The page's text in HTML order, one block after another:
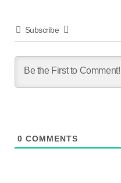
Subscribe
0 COMMENTS